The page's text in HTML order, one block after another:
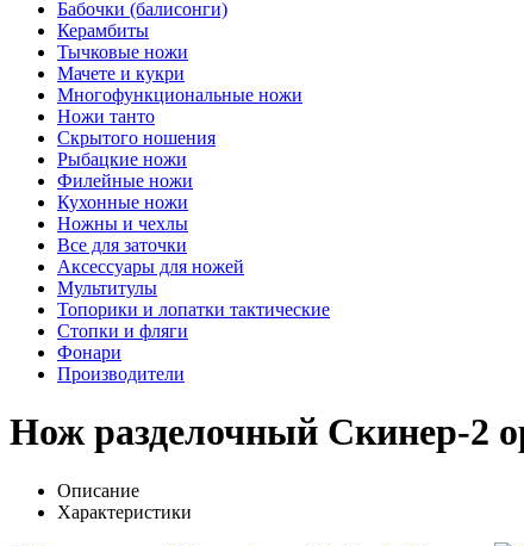
Бабочки (балисонги)
Керамбиты
Тычковые ножи
Мачете и кукри
Многофункциональные ножи
Ножи танто
Скрытого ношения
Рыбацкие ножи
Филейные ножи
Кухонные ножи
Ножны и чехлы
Все для заточки
Аксессуары для ножей
Мультитулы
Топорики и лопатки тактические
Стопки и фляги
Фонари
Производители
Нож разделочный Скинер-2
Описание
Характеристики